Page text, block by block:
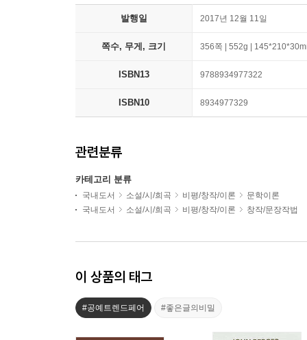
발행일 2017년 12월 11일
쪽수, 무게, 크기 356쪽 | 552g |
ISBN13 9788934977322
ISBN10 8934977329
관련분류
카테고리 분류
국내도서 소설/시/희곡 비평/창작/이론
문학이론
국내도서
소설/시/희곡 비평/창작/이론 창작/문장작법
이 상품의 태그
#공예트렌드페어 #좋은글의비밀